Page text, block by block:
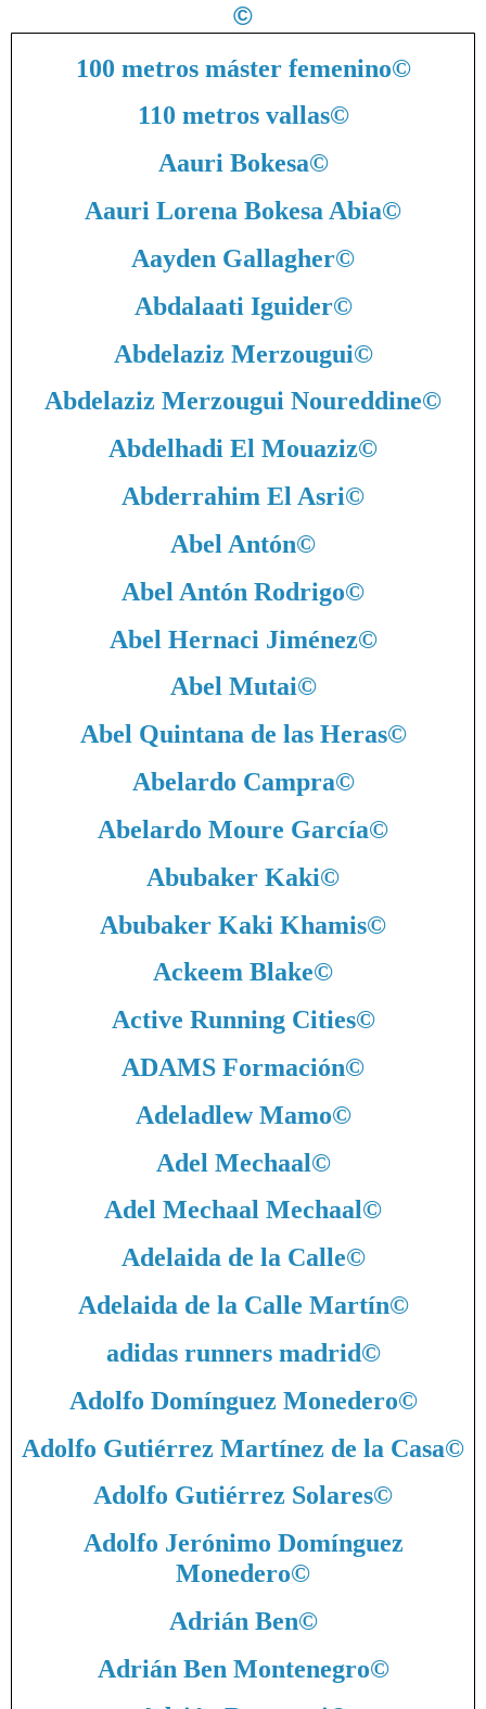
©
100 metros máster femenino©
110 metros vallas©
Aauri Bokesa©
Aauri Lorena Bokesa Abia©
Aayden Gallagher©
Abdalaati Iguider©
Abdelaziz Merzougui©
Abdelaziz Merzougui Noureddine©
Abdelhadi El Mouaziz©
Abderrahim El Asri©
Abel Antón©
Abel Antón Rodrigo©
Abel Hernaci Jiménez©
Abel Mutai©
Abel Quintana de las Heras©
Abelardo Campra©
Abelardo Moure García©
Abubaker Kaki©
Abubaker Kaki Khamis©
Ackeem Blake©
Active Running Cities©
ADAMS Formación©
Adeladlew Mamo©
Adel Mechaal©
Adel Mechaal Mechaal©
Adelaida de la Calle©
Adelaida de la Calle Martín©
adidas runners madrid©
Adolfo Domínguez Monedero©
Adolfo Gutiérrez Martínez de la Casa©
Adolfo Gutiérrez Solares©
Adolfo Jerónimo Domínguez
Monedero©
Adrián Ben©
Adrián Ben Montenegro©